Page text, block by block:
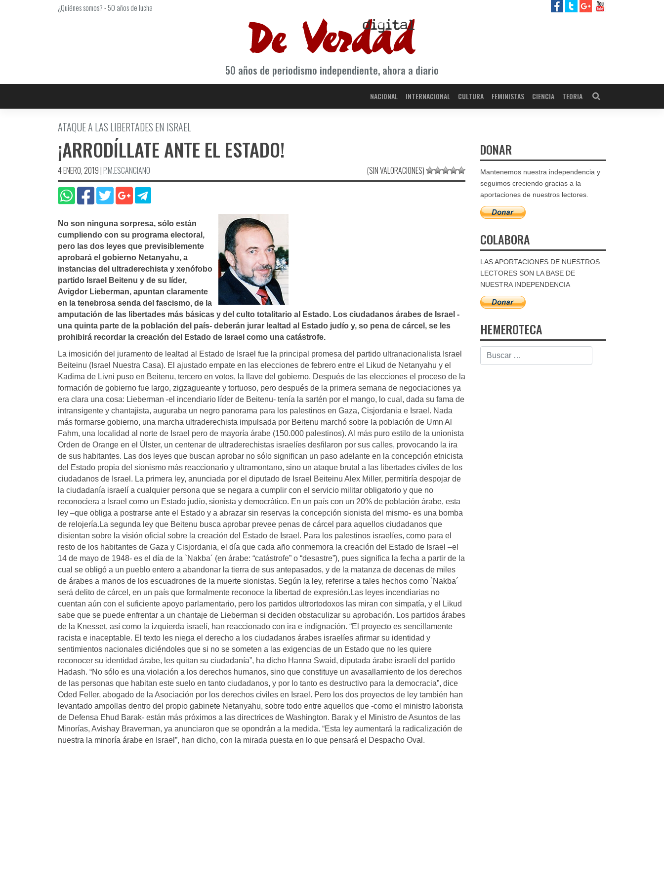
¿Quiénes somos?-50 años de lucha
50 años de periodismo independiente, ahora a diario
NACIONAL INTERNACIONAL CULTURA FEMINISTAS CIENCIA TEORIA
ATAQUE A LAS LIBERTADES EN ISRAEL
¡ARRODÍ­LLATE ANTE EL ESTADO!
4 ENERO, 2019|P.M.ESCANCIANO (SIN VALORACIONES)
No son ninguna sorpresa, sólo están
cumpliendo con su programa electoral,
pero las dos leyes que previsiblemente
aprobará el gobierno Netanyahu, a
instancias del ultraderechista y xenófobo
partido Israel Beitenu y de su lí­der,
Avigdor Lieberman, apuntan claramente
en la tenebrosa senda del fascismo, de la
amputación de las libertades más básicas y del culto totalitario al Estado. Los ciudadanos árabes de Israel -
una quinta parte de la población del paí­s- deberán jurar lealtad al Estado judí­o y, so pena de cárcel, se les
prohibirá recordar la creación del Estado de Israel como una catástrofe.
La imosición del juramento de lealtad al Estado de Israel fue la principal promesa del partido ultranacionalista Israel
Beiteinu (Israel Nuestra Casa). El ajustado empate en las elecciones de febrero entre el Likud de Netanyahu y el
Kadima de Livni puso en Beitenu, tercero en votos, la llave del gobierno. Después de las elecciones el proceso de la
formación de gobierno fue largo, zigzagueante y tortuoso, pero después de la primera semana de negociaciones ya
era clara una cosa: Lieberman -el incendiario líder de Beitenu- tenía la sartén por el mango, lo cual, dada su fama de
intransigente y chantajista, auguraba un negro panorama para los palestinos en Gaza, Cisjordania e Israel. Nada
más formarse gobierno, una marcha ultraderechista impulsada por Beitenu marchó sobre la población de Umn Al
Fahm, una localidad al norte de Israel pero de mayoría árabe (150.000 palestinos). Al más puro estilo de la unionista
Orden de Orange en el Úlster, un centenar de ultraderechistas israelíes desfilaron por sus calles, provocando la ira
de sus habitantes. Las dos leyes que buscan aprobar no sólo significan un paso adelante en la concepción etnicista
del Estado propia del sionismo más reaccionario y ultramontano, sino un ataque brutal a las libertades civiles de los
ciudadanos de Israel. La primera ley, anunciada por el diputado de Israel Beiteinu Alex Miller, permitiría despojar de
la ciudadanía israelí a cualquier persona que se negara a cumplir con el servicio militar obligatorio y que no
reconociera a Israel como un Estado judío, sionista y democrático. En un país con un 20% de población árabe, esta
ley –que obliga a postrarse ante el Estado y a abrazar sin reservas la concepción sionista del mismo- es una bomba
de relojería.La segunda ley que Beitenu busca aprobar prevee penas de cárcel para aquellos ciudadanos que
disientan sobre la visión oficial sobre la creación del Estado de Israel. Para los palestinos israelíes, como para el
resto de los habitantes de Gaza y Cisjordania, el día que cada año conmemora la creación del Estado de Israel –el
14 de mayo de 1948- es el día de la `Nakba´ (en árabe: “catástrofe” o “desastre”), pues significa la fecha a partir de la
cual se obligó a un pueblo entero a abandonar la tierra de sus antepasados, y de la matanza de decenas de miles
de árabes a manos de los escuadrones de la muerte sionistas. Según la ley, referirse a tales hechos como `Nakba´
será delito de cárcel, en un país que formalmente reconoce la libertad de expresión.Las leyes incendiarias no
cuentan aún con el suficiente apoyo parlamentario, pero los partidos ultrortodoxos las miran con simpatía, y el Likud
sabe que se puede enfrentar a un chantaje de Lieberman si deciden obstaculizar su aprobación. Los partidos árabes
de la Knesset, así como la izquierda israelí, han reaccionado con ira e indignación. “El proyecto es sencillamente
racista e inaceptable. El texto les niega el derecho a los ciudadanos árabes israelíes afirmar su identidad y
sentimientos nacionales diciéndoles que si no se someten a las exigencias de un Estado que no les quiere
reconocer su identidad árabe, les quitan su ciudadanía”, ha dicho Hanna Swaid, diputada árabe israelí del partido
Hadash. “No sólo es una violación a los derechos humanos, sino que constituye un avasallamiento de los derechos
de las personas que habitan este suelo en tanto ciudadanos, y por lo tanto es destructivo para la democracia”, dice
Oded Feller, abogado de la Asociación por los derechos civiles en Israel. Pero los dos proyectos de ley también han
levantado ampollas dentro del propio gabinete Netanyahu, sobre todo entre aquellos que -como el ministro laborista
de Defensa Ehud Barak- están más próximos a las directrices de Washington. Barak y el Ministro de Asuntos de las
Minorías, Avishay Braverman, ya anunciaron que se opondrán a la medida. “Esta ley aumentará la radicalización de
nuestra la minoría árabe en Israel”, han dicho, con la mirada puesta en lo que pensará el Despacho Oval.
DONAR
Mantenemos nuestra independencia y
seguimos creciendo gracias a la
aportaciones de nuestros lectores.
COLABORA
LAS APORTACIONES DE NUESTROS
LECTORES SON LA BASE DE
NUESTRA INDEPENDENCIA
HEMEROTECA